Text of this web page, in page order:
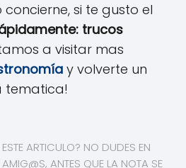
si te gusto el
trucos
a visitar mas
y volverte un
tematica!
ESTE ARTICULO? NO DUDES EN
ANTES QUE LA NOTA SE